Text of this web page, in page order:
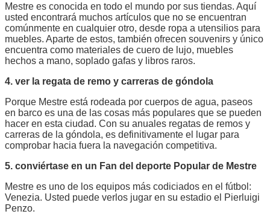
Mestre es conocida en todo el mundo por sus tiendas. Aquí
usted encontrará muchos artículos que no se encuentran
comúnmente en cualquier otro, desde ropa a utensilios para
muebles. Aparte de estos, también ofrecen souvenirs y único
encuentra como materiales de cuero de lujo, muebles
hechos a mano, soplado gafas y libros raros.
4. ver la regata de remo y carreras de góndola
Porque Mestre está rodeada por cuerpos de agua, paseos
en barco es una de las cosas más populares que se pueden
hacer en esta ciudad. Con su anuales regatas de remos y
carreras de la góndola, es definitivamente el lugar para
comprobar hacia fuera la navegación competitiva.
5. conviértase en un Fan del deporte Popular de Mestre
Mestre es uno de los equipos más codiciados en el fútbol:
Venezia. Usted puede verlos jugar en su estadio el Pierluigi
Penzo.